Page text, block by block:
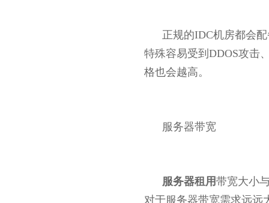
正规的IDC机房都会
特殊容易受到DDOS攻击
格也会越高。
服务器带宽
服务器租用带宽大小
对于服务器带宽需求远远